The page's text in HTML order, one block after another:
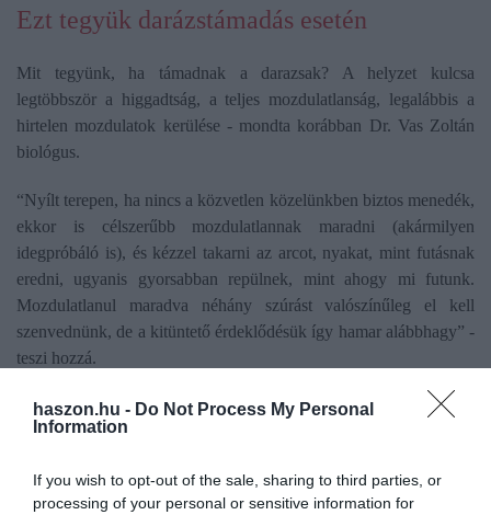
haszon.hu - Do Not Process My Personal
Information
If you wish to opt-out of the sale, sharing to third parties, or
processing of your personal or sensitive information for
Ezt tegyük darázstámadás esetén
Mit tegyünk, ha támadnak a darazsak? A helyzet kulcsa
legtöbbször a higgadtság, a teljes mozdulatlanság, legalábbis a
hirtelen mozdulatok kerülése - mondta korábban Dr. Vas Zoltán
biológus.
“Nyílt terepen, ha nincs a közvetlen közelünkben biztos menedék,
ekkor is célszerűbb mozdulatlannak maradni (akármilyen
idegpróbáló is), és kézzel takarni az arcot, nyakat, mint futásnak
eredni, ugyanis gyorsabban repülnek, mint ahogy mi futunk.
Mozdulatlanul maradva néhány szúrást valószínűleg el kell
szenvednünk, de a kitüntető érdeklődésük így hamar alábbhagy” -
teszi hozzá.
A szövetekbe kerülő méreganyag fájdalmas gyulladást idéz elő,
ami napokig is tarthat, de a duzzanat, ha nem lép fel allergiás
nagyságát.